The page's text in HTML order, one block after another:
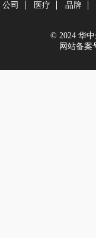
公司 医疗 品牌
© 2024 华中
网站备案